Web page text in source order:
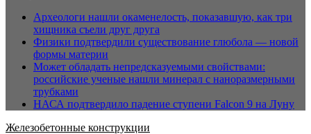
Археологи нашли окаменелость, показавшую, как три
хищника съели друг друга
Физики подтвердили существование глюбола — новой
формы материи
Может обладать непредсказуемыми свойствами:
российские ученые нашли минерал с наноразмерными
трубками
НАСА подтвердило падение ступени Falcon 9 на Луну
Железобетонные конструкции